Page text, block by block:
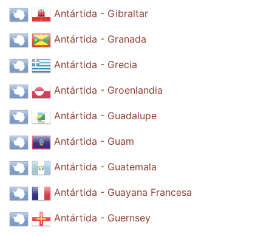
Antártida - Gibraltar
Antártida - Granada
Antártida - Grecia
Antártida - Groenlandia
Antártida - Guadalupe
Antártida - Guam
Antártida - Guatemala
Antártida - Guayana Francesa
Antártida - Guernsey